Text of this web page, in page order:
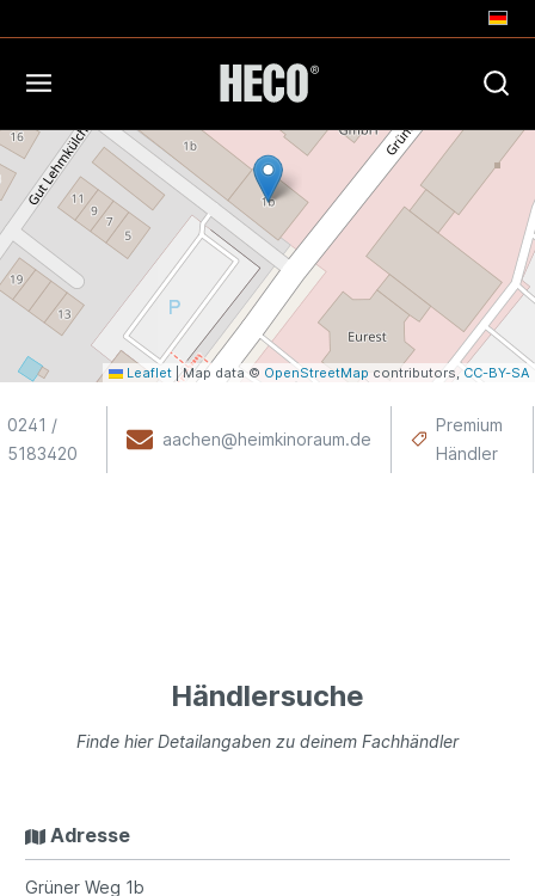
−
Leaflet |Map data © OpenStreetMap contributors, CC-BY-SA
0241 /
5183420
aachen@heimkinoraum.de
Premium
Händler
Händlersuche
Finde hier Detailangaben zu deinem Fachhändler
Adresse
Grüner Weg 1b